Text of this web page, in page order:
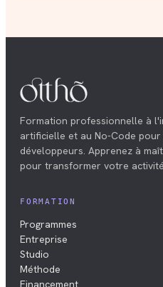
Formation professionnelle à
artificielle et au No-Code pour
développeurs. Apprenez à
pour transformer votre activité.
FORMATION
Programmes
Entreprise
Studio
Méthode
Financement